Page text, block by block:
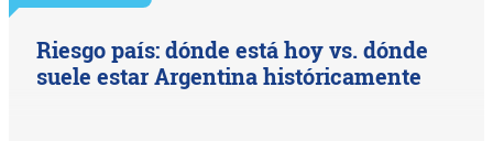
Riesgo país: dónde está hoy vs. dónde
suele estar Argentina históricamente